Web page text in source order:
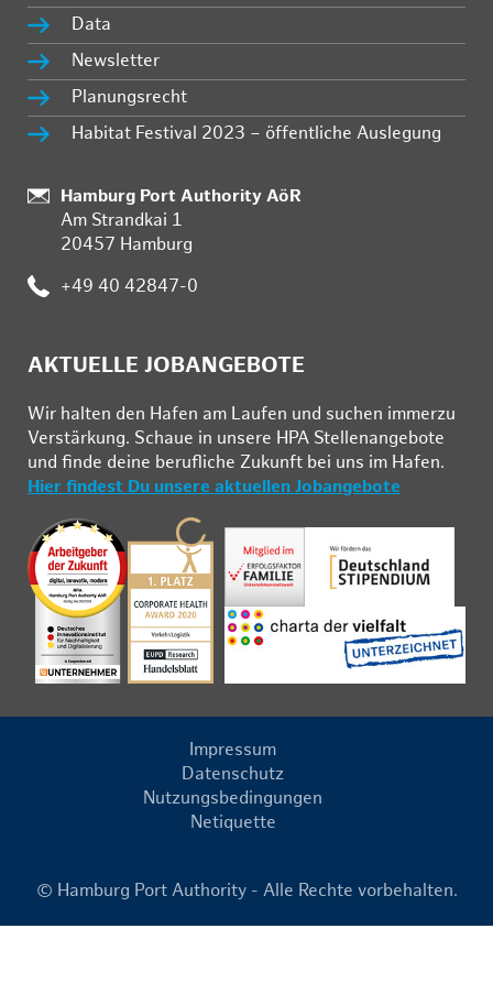
Data
Newsletter
Planungsrecht
Habitat Festival 2023 – öffentliche Auslegung
Standort:
Hamburg Port Authority AöR
Am Strandkai 1
20457 Hamburg
Telefon:
+49 40 42847-0
AKTUELLE JOBANGEBOTE
Wir hal­ten den Ha­fen am Lau­fen und su­chen im­mer­zu
Ver­stär­kung. Schau­e in un­se­re HPA Stel­len­an­ge­bo­te
und fin­de deine be­ruf­li­che Zu­kunft bei uns im Ha­fen.
Hier findest Du unsere aktuellen Jobangebote
Impressum
Datenschutz
Nutzungsbedingungen
Netiquette
© Hamburg Port Authority - Alle Rechte vorbehalten.